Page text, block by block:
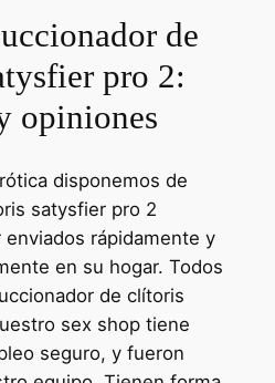
de
pro 2:
opiniones
disponemos de
satysfier pro 2
rápidamente y
en su hogar. Todos
de clítoris
sex shop tiene
seguro, y fueron